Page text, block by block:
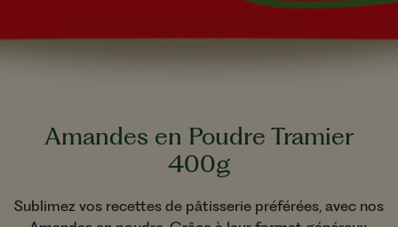
Amandes en Poudre Tramier
400g
Sublimez vos recettes de pâtisserie préférées, avec nos